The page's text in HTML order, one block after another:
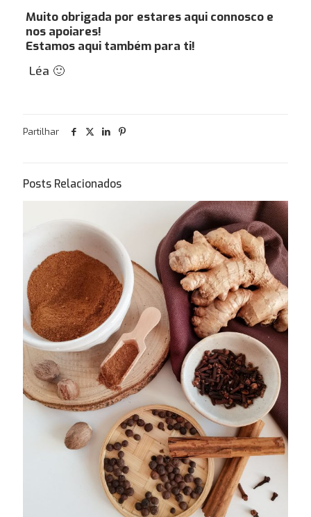
Muito obrigada por estares aqui connosco e
nos apoiares!
Estamos aqui também para ti!
Léa 🙂Gostas de Bolos?
Partilhar
Posts Relacionados